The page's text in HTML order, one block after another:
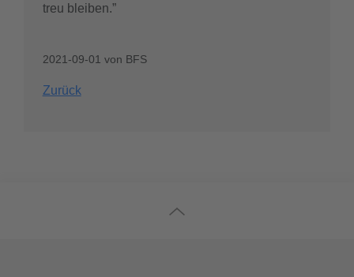
treu bleiben.”
2021-09-01 von BFS
Zurück